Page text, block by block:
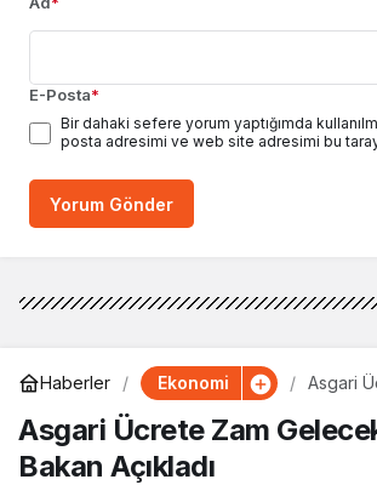
E-Posta*
Bir dahaki sefere yorum yaptığımda
posta adresimi ve web site adresimi bu
Yorum Gönder
Haberler Ekonomi
Asgari
Açıkladı
Asgari Ücrete Zam
Bakan Açıkladı